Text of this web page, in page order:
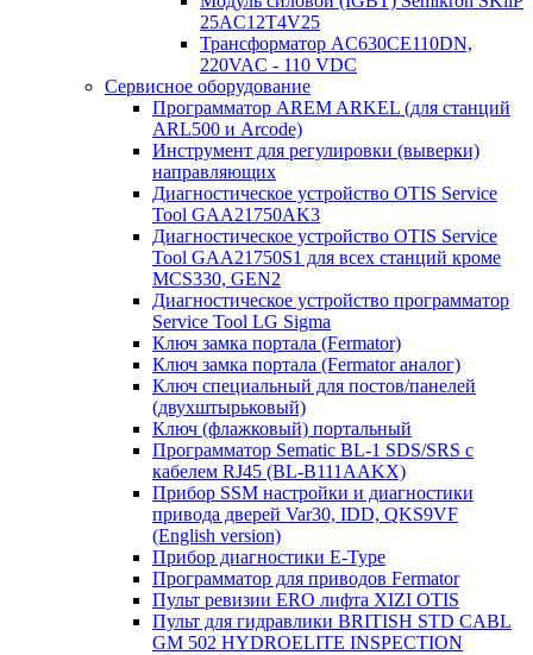
25AC12T4V25
Трансформатор AC630CE110DN,
220VAC - 110 VDC
Сервисное оборудование
Программатор AREM ARKEL (для станций
ARL500 и Arcode)
Инструмент для регулировки (выверки)
направляющих
Диагностическое устройство OTIS Service
Tool GAA21750AK3
Диагностическое устройство OTIS Service
Tool GAA21750S1 для всех станций кроме
MCS330, GEN2
Диагностическое устройство программатор
Service Tool LG Sigma
Ключ замка портала (Fermator)
Ключ замка портала (Fermator аналог)
Ключ специальный для постов/панелей
(двухштырьковый)
Ключ (флажковый) портальный
Программатор Sematic BL-1 SDS/SRS с
кабелем RJ45 (BL-B111AAKX)
Прибор SSM настройки и диагностики
привода дверей Var30, IDD, QKS9VF
(English version)
Прибор диагностики E-Type
Программатор для приводов Fermator
Пульт ревизии ERO лифта XIZI OTIS
Пульт для гидравлики BRITISH STD CABL
GM 502 HYDROELITE INSPECTION